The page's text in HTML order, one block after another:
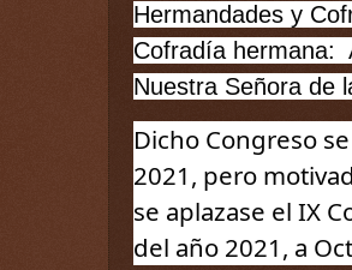
Hermandades y
Cofradía hermana:
Nuestra Señora de
Dicho Congreso
2021, pero
se aplazase el IX
del año 2021, a